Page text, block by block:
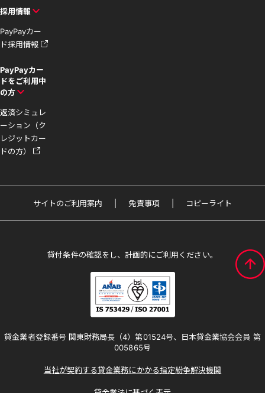
採用情報
PayPayカー
ド採用情報
PayPayカー
ドをご利用中
の方
返済シミュレ
ーション（ク
レジットカー
ドの方）
サイトのご利用案内 免責事項 コピーライト
貸付条件の確認をし、計画的にご利用ください。
貸金業者登録番号 関東財務局長（4）第01524号、日本貸金業協会会員 第
005865号
当社が契約する貸金業務にかかる指定紛争解決機関